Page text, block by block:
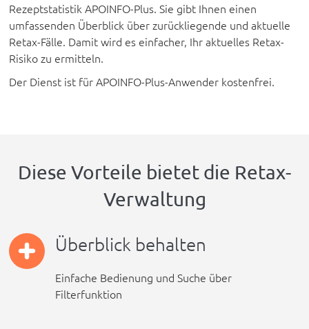
Rezeptstatistik APOINFO-Plus. Sie gibt Ihnen einen
umfassenden Überblick über zurückliegende und aktuelle
Retax-Fälle. Damit wird es einfacher, Ihr aktuelles Retax-
Risiko zu ermitteln.
Der Dienst ist für APOINFO-Plus-Anwender kostenfrei.
Diese Vorteile bietet die Retax-
Verwaltung
Überblick behalten
Einfache Bedienung und Suche über
Filterfunktion